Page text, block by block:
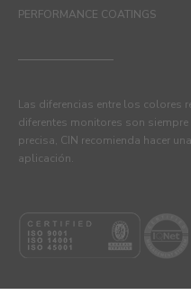
PERFORMANCE COATINGS
Las diferencias entre los colores
diferentes monitores son
precisa, CIN recomienda hacer
aplicación.